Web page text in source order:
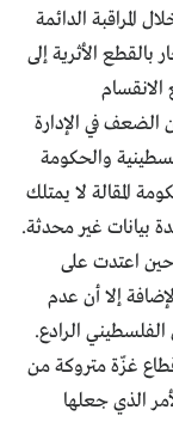
المراقبة الدائمة
بالقطع الأثرية إلى
في الإدارة
والحكومة
المقالة لا يمتلك
إلى قاعدة بيانات غير محدثة.
اعتدت على
إلا أن عدم
الرادع.
في قطاع غزّة متروكة من
الذي جعلها